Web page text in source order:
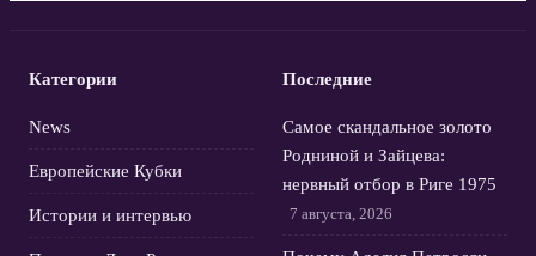
Категории
News
Европейские Кубки
Истории и интервью
Последние
Самое скандальное золото
Родниной и Зайцева:
нервный отбор в Риге 1975
7 августа, 2026